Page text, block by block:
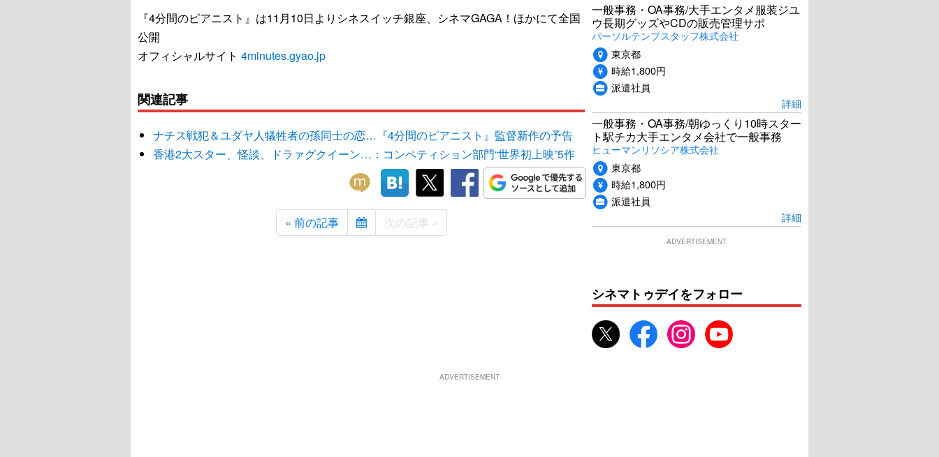
『4分間のピアニスト』は11月10日よりシネスイッチ銀座、シネマGAGA！ほかにて全国
公開
オフィシャルサイト 4minutes.gyao.jp
関連記事
ナチス戦犯＆ユダヤ人犠牲者の孫同士の恋…『4分間のピアニスト』監督新作の予告
香港2大スター、怪談、ドラァグクイーン…：コンペティション部門“世界初上映”5作
« 前の記事 次の記事 »
一般事務・OA事務/大手エンタメ服装ジユ
ウ長期グッズやCDの販売管理サポ
パーソルテンプスタッフ株式会社
東京都
時給1,800円
派遣社員
詳細
一般事務・OA事務/朝ゆっくり10時スター
ト駅チカ大手エンタメ会社で一般事務
ヒューマンリソシア株式会社
東京都
時給1,800円
派遣社員
詳細
ADVERTISEMENT
シネマトゥデイをフォロー
ADVERTISEMENT